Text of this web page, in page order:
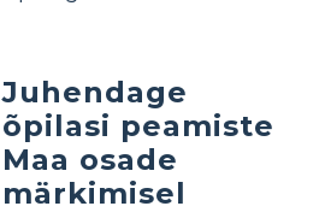
Juhendage
õpilasi peamiste
Maa osade
märkimisel